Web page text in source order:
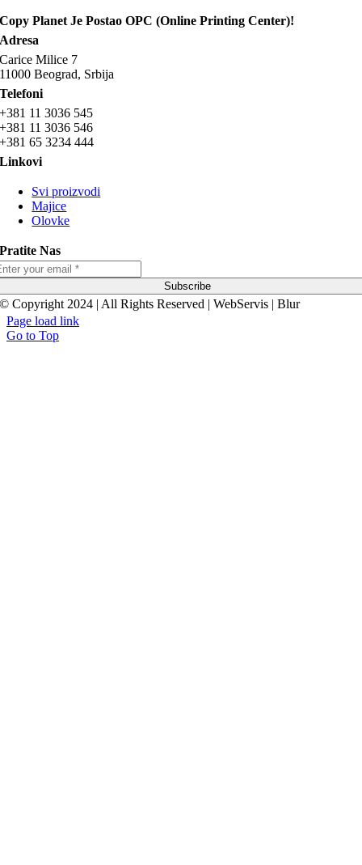
Copy Planet Je Postao OPC (Online Printing Center)!
Adresa
Carice Milice 7
11000 Beograd, Srbija
Telefoni
+381 11 3036 545
+381 11 3036 546
+381 65 3234 444
Linkovi
Svi proizvodi
Majice
Olovke
Pratite Nas
Subscribe
© Copyright 2024 | All Rights Reserved | WebServis | Blur
Page load link
Go to Top